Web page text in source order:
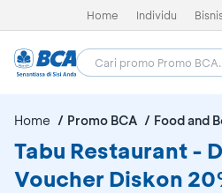
Home Individu
Home Promo BCA Food and
Tabu Restaurant -
Voucher Diskon